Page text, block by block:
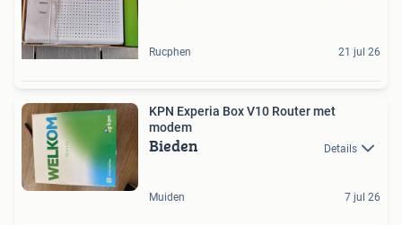
Rucphen 21 jul 26
KPN Experia Box V10 Router met
modem
Bieden Details
Muiden 7 jul 26